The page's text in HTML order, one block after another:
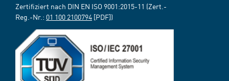
Zertifiziert nach DIN EN ISO 9001:2015-11 (Zert.-
Reg.-Nr.: 01 100 2100794 [PDF])